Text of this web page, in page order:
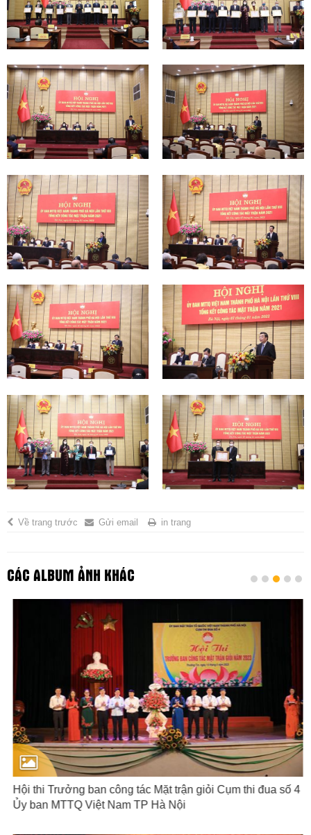
Về trang trước Gửi email in trang
CÁC ALBUM ẢNH KHÁC
Hội thi Trưởng ban công tác Mặt trận giỏi Cụm thi đua số 4
Ủy ban MTTQ Việt Nam TP Hà Nội